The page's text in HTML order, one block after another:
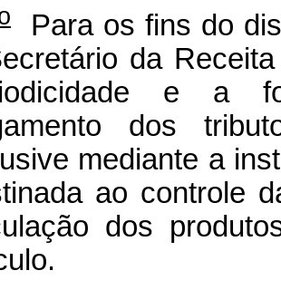
Para os fins do
da
e a
dos
mediante a
ao controle
dos